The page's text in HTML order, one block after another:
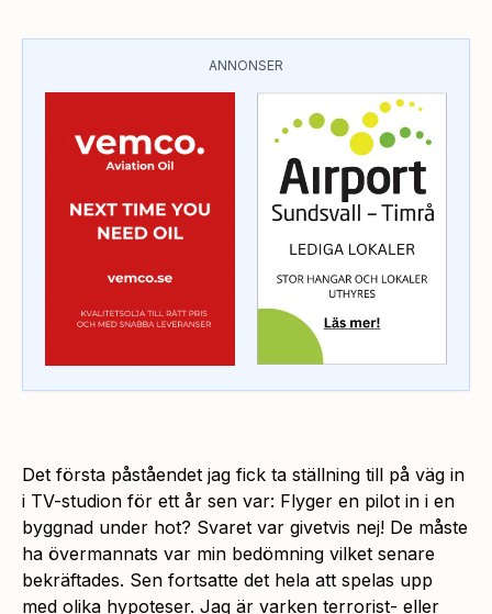
ANNONSER
Det första påståendet jag fick ta ställning till på väg in
i TV-studion för ett år sen var: Flyger en pilot in i en
byggnad under hot? Svaret var givetvis nej! De måste
ha övermannats var min bedömning vilket senare
bekräftades. Sen fortsatte det hela att spelas upp
med olika hypoteser. Jag är varken terrorist- eller